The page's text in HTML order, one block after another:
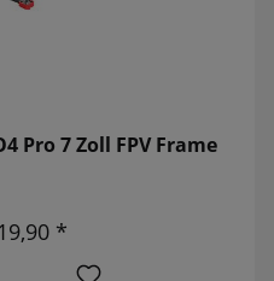
Pro 7 Zoll FPV Frame
*